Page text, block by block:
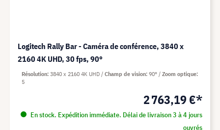
Logitech Rally Bar - Caméra de conférence, 3840 x
2160 4K UHD, 30 fps, 90°
2 763,19 €*
En stock. Expédition immédiate. Délai de livraison 3 à 4 jours
ouvrés
Résolution 3840 x 2160 4K UHD Champ de vision 90°
Zoom optique
5